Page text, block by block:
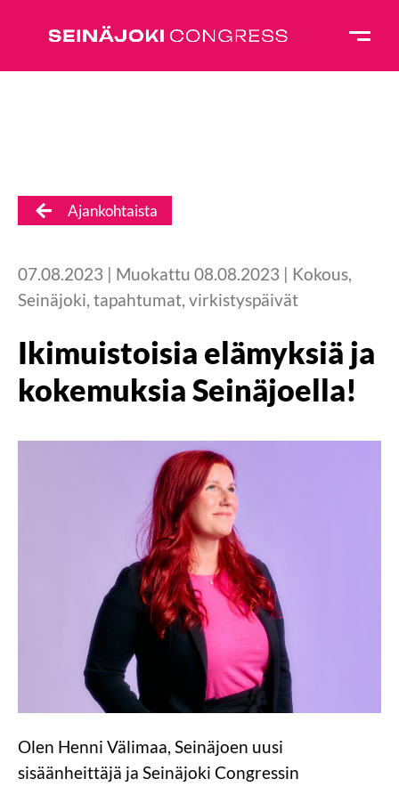
Ajankohtaista
07.08.2023 | Muokattu 08.08.2023 | Kokous,
Seinäjoki, tapahtumat, virkistyspäivät
Ikimuistoisia elämyksiä ja
kokemuksia Seinäjoella!
Olen Henni Välimaa, Seinäjoen uusi
sisäänheittäjä ja Seinäjoki Congressin